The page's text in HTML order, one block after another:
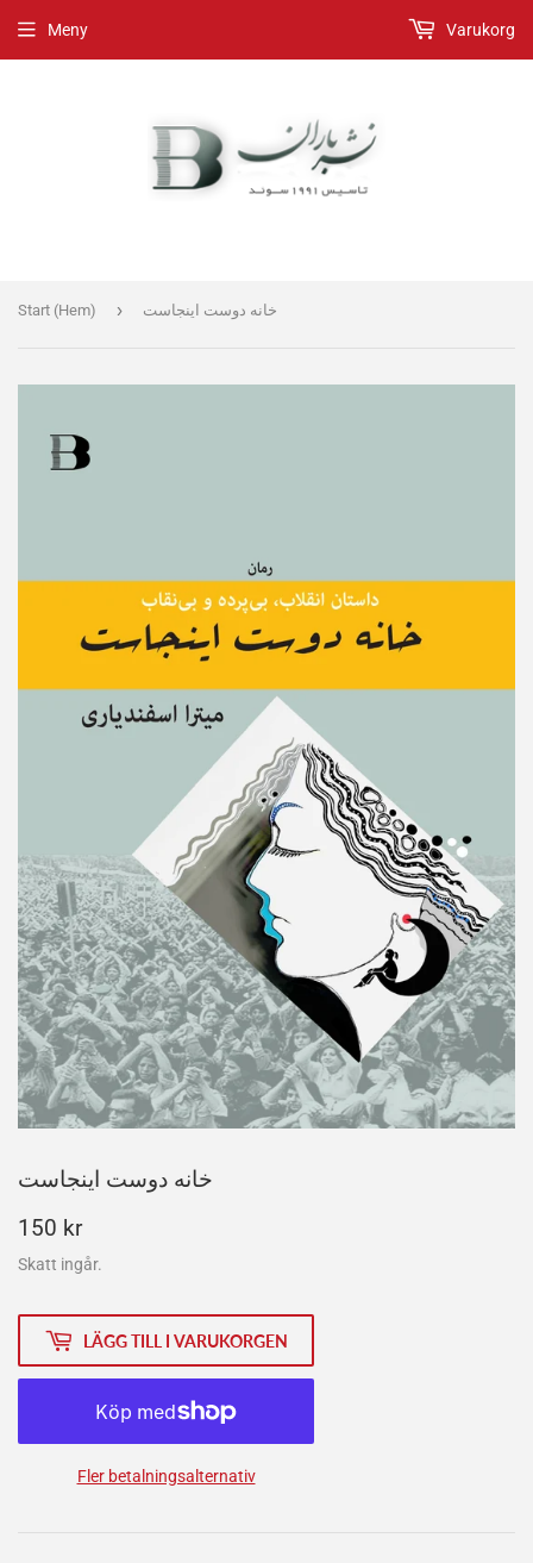
Meny Varukorg
Start (Hem) › خانه دوست اینجاست
خانه دوست اینجاست
150 kr150
kr
Skatt ingår.
LÄGG TILL I VARUKORGEN
Fler betalningsalternativ